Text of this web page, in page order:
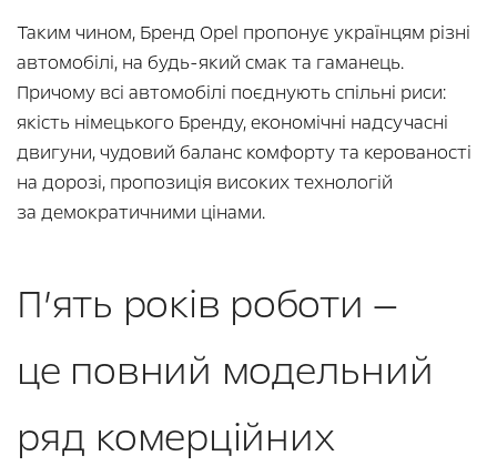
Таким чином, Бренд Opel пропонує українцям різні
автомобілі, на будь-який смак та гаманець.
Причому всі автомобілі поєднують спільні риси:
якість німецького Бренду, економічні надсучасні
двигуни, чудовий баланс комфорту та керованості
на дорозі, пропозиція високих технологій
за демократичними цінами.
П’ять років роботи —
це повний модельний
ряд комерційних